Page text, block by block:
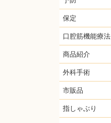
保定
口腔筋機能療法
商品紹介
外科手術
市販品
指しゃぶり